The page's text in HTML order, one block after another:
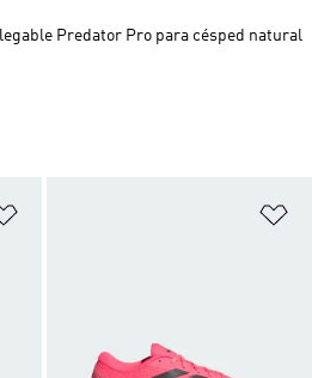
Predator Pro para césped natural